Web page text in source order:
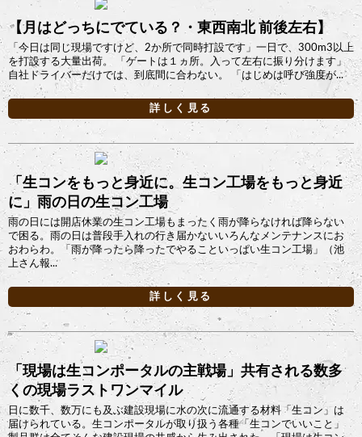
【月はどっちにでている？・東西南北 前後左右】
「今日は同じ現場ですけど、2か所で同時打設です」一日で、300m3以上
を打設する大量出荷。 「ゲートは１ヵ所。入って左右に振り分けます」
自社ドライバーだけでは、到底間に合わない。 「はじめは呼び強度が...
詳しく見る
「生コンをもっと身近に。生コン工場をもっと身近
に」雨の日の生コン工場
雨の日には開店休業の生コン工場もまったく雨が降らなければ降らない
で困る。雨の日は普段手入れの行き届かないいろんなメンテナンスにお
おわらわ。「雨が降ったら降ったでやることいっぱい生コン工場」（池
上さん報...
詳しく見る
「現場は生コンポータルの主戦場」共有される数多
くの現場ラストワンマイル
日に数千、数万にも及ぶ建設現場に水の次に流通する材料「生コン」は
届けられている。生コンポータルが取り扱う各種「生コンでいいこと」